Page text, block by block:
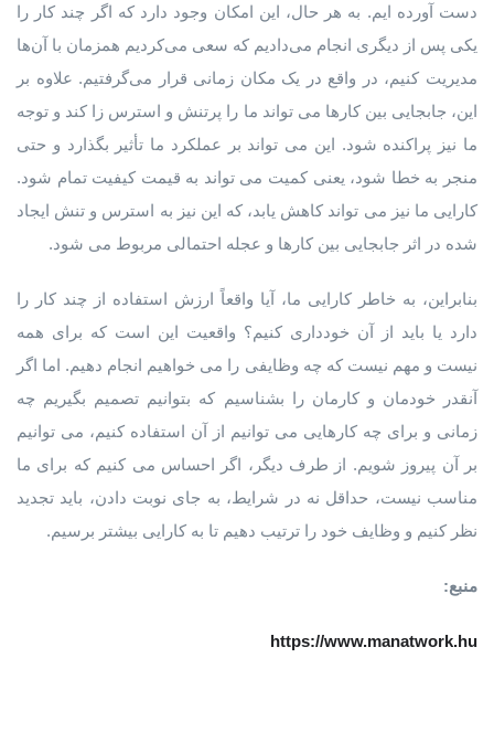
دست آورده ایم. به هر حال، این امکان وجود دارد که اگر چند کار را
یکی پس از دیگری انجام می‌دادیم که سعی می‌کردیم همزمان با آن‌ها
مدیریت کنیم، در واقع در یک مکان زمانی قرار می‌گرفتیم. علاوه بر
این، جابجایی بین کارها می تواند ما را پرتنش و استرس زا کند و توجه
ما نیز پراکنده شود. این می تواند بر عملکرد ما تأثیر بگذارد و حتی
منجر به خطا شود، یعنی کمیت می تواند به قیمت کیفیت تمام شود.
کارایی ما نیز می تواند کاهش یابد، که این نیز به استرس و تنش ایجاد
شده در اثر جابجایی بین کارها و عجله احتمالی مربوط می شود.
بنابراین، به خاطر کارایی ما، آیا واقعاً ارزش استفاده از چند کار را
دارد یا باید از آن خودداری کنیم؟ واقعیت این است که برای همه
نیست و مهم نیست که چه وظایفی را می خواهیم انجام دهیم. اما اگر
آنقدر خودمان و کارمان را بشناسیم که بتوانیم تصمیم بگیریم چه
زمانی و برای چه کارهایی می توانیم از آن استفاده کنیم، می توانیم
بر آن پیروز شویم. از طرف دیگر، اگر احساس می کنیم که برای ما
مناسب نیست، حداقل نه در شرایط، به جای نوبت دادن، باید تجدید
نظر کنیم و وظایف خود را ترتیب دهیم تا به کارایی بیشتر برسیم.
منبع:
https://www.manatwork.hu